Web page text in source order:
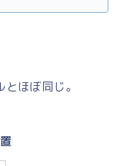
ほぼ同じ。